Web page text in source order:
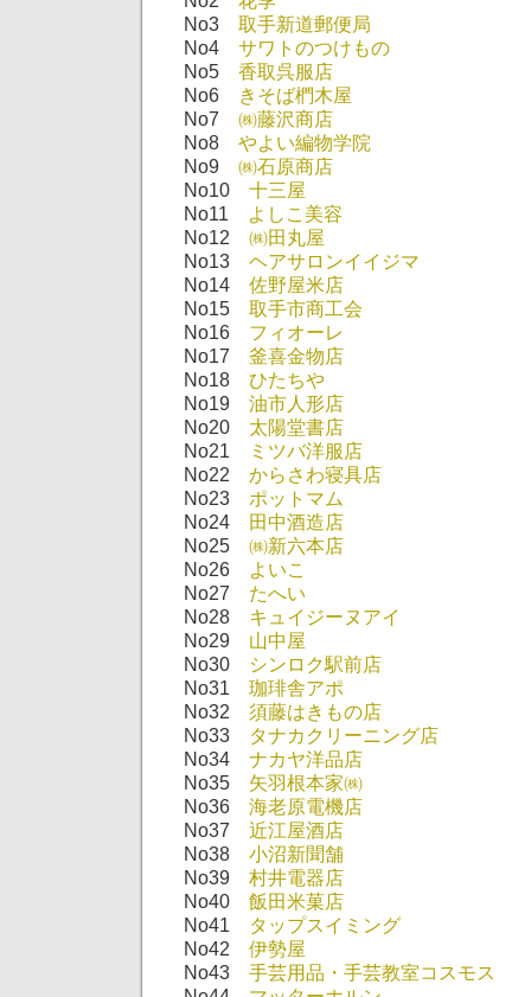
No3 取手新道郵便局
No4 サワトのつけもの
No5 香取呉服店
No6
きそば椚木屋
No7 ㈱藤沢商店
No8 やよい編物学院
No9 ㈱石原商店
No10 十三屋
No11
よしこ美容
No12 ㈱田丸屋
No13 ヘアサロンイイジマ
No14 佐野屋米店
No15 取手市商工会
No16 フィオーレ
No17 釜喜金物店
No18 ひたちや
No19 油市人形店
No20 太陽堂書店
No21
ミツバ洋服店
No22 からさわ寝具店
No23 ポットマム
No24 田中酒造店
No25 ㈱新六本店
No26
よいこ
No27 たへい
No28 キュイジーヌアイ
No29 山中屋
No30
シンロク駅前店
No31 珈琲舎アポ
No32 須藤はきもの店
No33
タナカクリーニング店
No34 ナカヤ洋品店
No35 矢羽根本家㈱
No36 海老原電機店
No37 近江屋酒店
No38 小沼新聞舗
No39 村井電器店
No40 飯田米菓店
No41
タップスイミング
No42 伊勢屋
No43 手芸用品・手芸教室コスモス